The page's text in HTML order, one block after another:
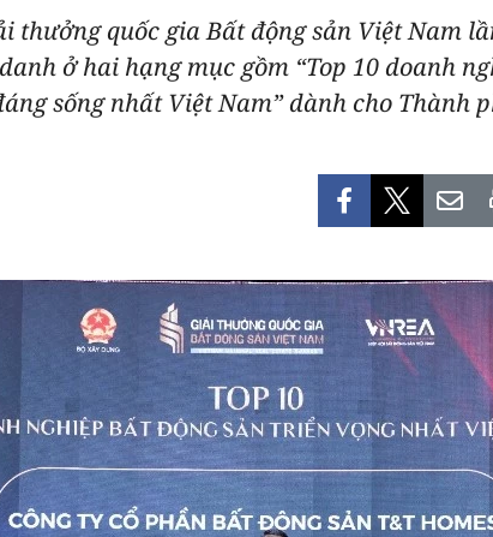
thưởng quốc gia Bất động sản Việt Nam
ở hai hạng mục gồm “Top 10 doanh
sống nhất Việt Nam” dành cho Thành